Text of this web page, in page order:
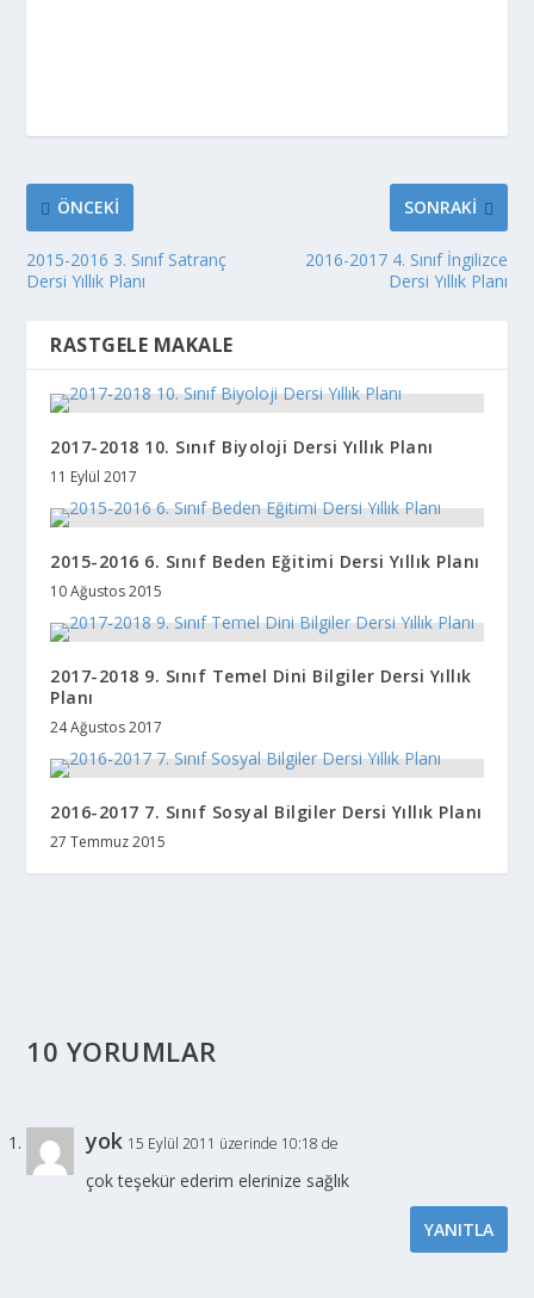
ÖNCEKI
2015-2016 3. Sınıf Satranç
Dersi Yıllık Planı
SONRAKI
2016-2017 4. Sınıf İngilizce
Dersi Yıllık Planı
RASTGELE MAKALE
2017-2018 10. Sınıf Biyoloji Dersi Yıllık Planı
11 Eylül 2017
2015-2016 6. Sınıf Beden Eğitimi Dersi Yıllık Planı
10 Ağustos 2015
2017-2018 9. Sınıf Temel Dini Bilgiler Dersi Yıllık
Planı
24 Ağustos 2017
2016-2017 7. Sınıf Sosyal Bilgiler Dersi Yıllık Planı
27 Temmuz 2015
10 YORUMLAR
yok 15 Eylül 2011 üzerinde 10:18 de
çok teşekür ederim elerinize sağlık
YANITLA